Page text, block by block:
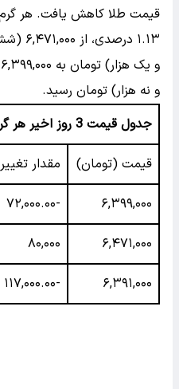
۱.۱۳
و نه هزار) تومان رسید.
جدول قیمت 3 روز اخیر هر گرم طلا ۱۸ عیار
قیمت (تومان) مقدار تغییر
۶,۳۹۹,۰۰۰ -۷۲,۰۰۰.۰۰
۶,۴۷۱,۰۰۰ ۸۰,۰۰۰
۶,۳۹۱,۰۰۰ -۱۱۷,۰۰۰.۰۰